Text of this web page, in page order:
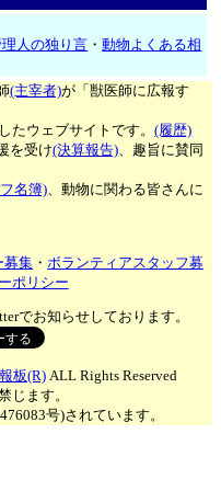
人の独り言 ・動物よくある相
(主宰者)が「獣医師に広報す
たウェブサイトです。(履歴)
を受け(決算報告)、趣旨に賛同
名簿)、動物に関わる皆さんに
募集 ・ボランティアスタッフ募
ポリシー
でお知らせしております。
板(R)ALL Rights Reserved
じます。
号)されています。